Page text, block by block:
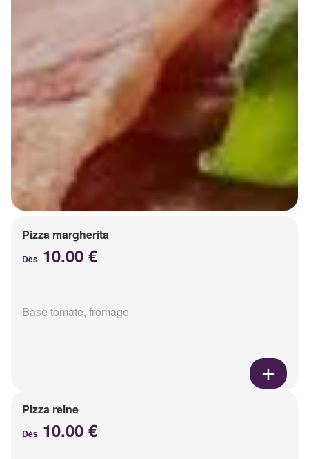
Pizza margherita
Dès 10.00 €
Base tomate, fromage
Pizza reine
Dès 10.00 €